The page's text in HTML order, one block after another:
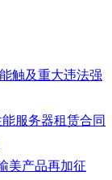
触及重大违法强
服务器租赁合同
美产品再加征